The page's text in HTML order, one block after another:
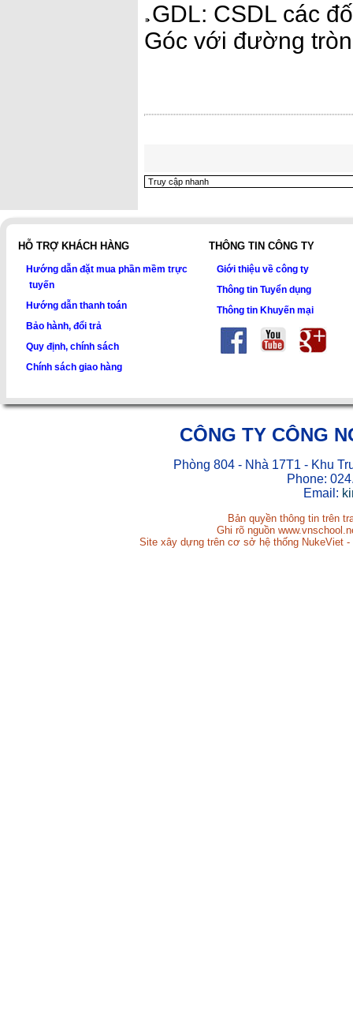
GDL: CSDL các
Góc với đường
HỖ TRỢ KHÁCH HÀNG
Hướng dẫn đặt mua phần mềm trực
tuyến
Hướng dẫn thanh toán
Bảo hành, đổi trả
Quy định, chính sách
Chính sách giao hàng
THÔNG TIN CÔNG TY
Giới thiệu về công ty
Thông tin Tuyển dụng
Thông tin Khuyến mại
CÔNG TY CÔNG
Phòng 804 - Nhà 17T1 - Khu
Phone:
Email:
Bản quyền thông tin trên
Ghi rõ nguồn
Site xây dựng trên cơ sở hệ thống NukeViet